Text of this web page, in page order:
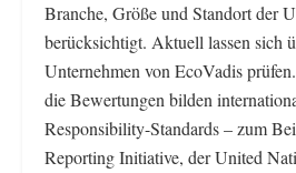
Branche, Größe und Standort der
berücksichtigt. Aktuell lassen sich
Unternehmen von EcoVadis
die Bewertungen bilden
Responsibility-Standards – zum
Reporting Initiative, der United